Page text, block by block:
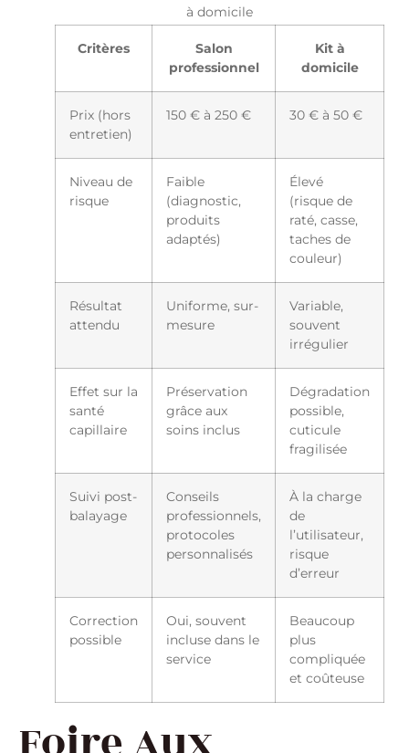
à domicile
Critères
Salon
professionnel
Kit à
domicile
Prix (hors
entretien)
150 € à 250 € 30 € à 50 €
Niveau de
risque
Faible
(diagnostic,
produits
adaptés)
Élevé
(risque de
raté, casse,
taches de
couleur)
Résultat
attendu
Uniforme, sur-
mesure
Variable,
souvent
irrégulier
Effet sur la
santé
capillaire
Préservation
grâce aux
soins inclus
Dégradation
possible,
cuticule
fragilisée
Suivi post-
balayage
Conseils
professionnels,
protocoles
personnalisés
À la charge
de
l’utilisateur,
risque
d’erreur
Correction
possible
Oui, souvent
incluse dans le
service
Beaucoup
plus
compliquée
et coûteuse